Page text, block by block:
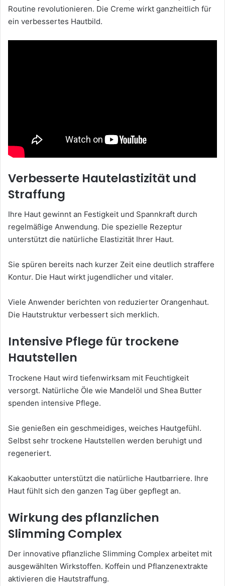
Routine revolutionieren. Die Creme wirkt ganzheitlich für
ein verbessertes Hautbild.
Verbesserte Hautelastizität und
Straffung
Ihre Haut gewinnt an Festigkeit und Spannkraft durch
regelmäßige Anwendung. Die spezielle Rezeptur
unterstützt die natürliche Elastizität Ihrer Haut.
Sie spüren bereits nach kurzer Zeit eine deutlich straffere
Kontur. Die Haut wirkt jugendlicher und vitaler.
Viele Anwender berichten von reduzierter Orangenhaut.
Die Hautstruktur verbessert sich merklich.
Intensive Pflege für trockene
Hautstellen
Trockene Haut wird tiefenwirksam mit Feuchtigkeit
versorgt. Natürliche Öle wie Mandelöl und Shea Butter
spenden intensive Pflege.
Sie genießen ein geschmeidiges, weiches Hautgefühl.
Selbst sehr trockene Hautstellen werden beruhigt und
regeneriert.
Kakaobutter unterstützt die natürliche Hautbarriere. Ihre
Haut fühlt sich den ganzen Tag über gepflegt an.
Wirkung des pflanzlichen
Slimming Complex
Der innovative pflanzliche Slimming Complex arbeitet mit
ausgewählten Wirkstoffen. Koffein und Pflanzenextrakte
aktivieren die Hautstraffung.